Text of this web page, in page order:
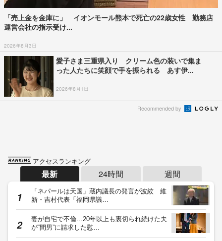
「売上金を金庫に」 イオンモール熊本で死亡の22歳女性 勤務店
運営会社の指示受け...
2026年8月3日
愛子さま三重県入り クリーム色の装いで集ま
った人たちに笑顔で手を振られる あす伊...
2026年8月1日
Recommended by
アクセスランキング
最新 24時間 週間
「ネパールは天国」蔵内議長の発言が波紋 維
新・吉村代表「福岡県議…
妻が自宅で不倫…20年以上も裏切られ続けた夫
が“間男”に請求した慰…